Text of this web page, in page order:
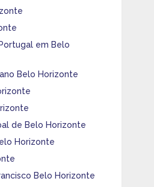
em Belo
Belo Horizonte
de Belo Horizonte
Horizonte
Belo Horizonte